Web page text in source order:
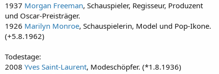
1937 Morgan Freeman, Schauspieler, Regisseur, Produzent
und Oscar-Preisträger.
1926 Marilyn Monroe, Schauspielerin, Model und Pop-Ikone.
(+5.8.1962)
Todestage:
2008 Yves Saint-Laurent, Modeschöpfer. (*1.8.1936)